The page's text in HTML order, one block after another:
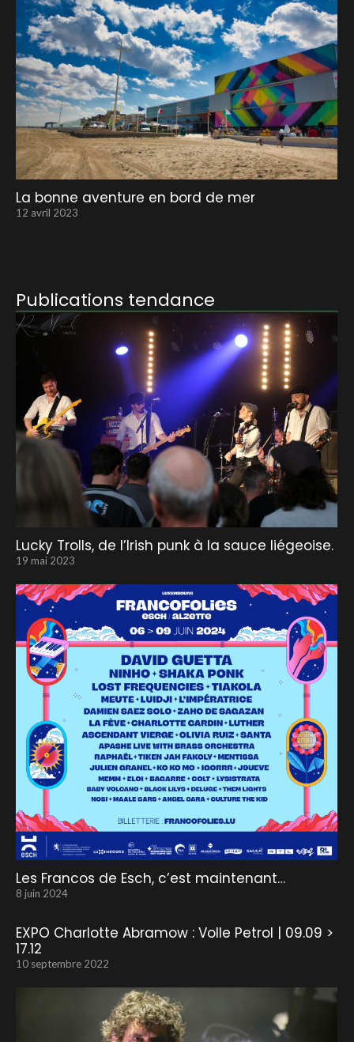
La bonne aventure en bord de mer
12 avril 2023
Publications tendance
Lucky Trolls, de l’Irish punk à la sauce liégeoise.
19 mai 2023
Les Francos de Esch, c’est maintenant…
8 juin 2024
EXPO Charlotte Abramow : Volle Petrol | 09.09 >
17.12
10 septembre 2022